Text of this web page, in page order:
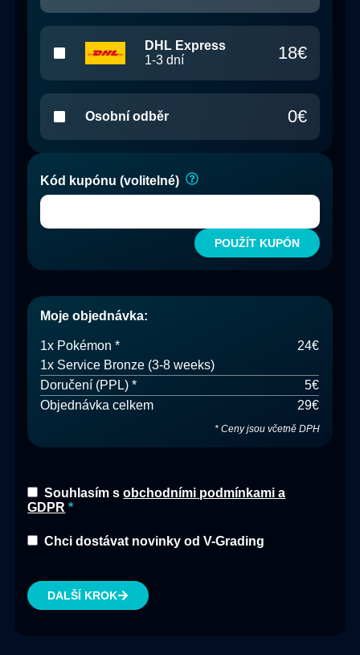
DHL Express
1-3 dní 18€
Osobní odběr 0€
Kód kupónu (volitelné)
POUŽÍT KUPÓN
Moje objednávka:
1x Pokémon *
24€
1x Service Bronze (3-8 weeks)
Doručení (PPL) *
5€
Objednávka celkem
29€
* Ceny jsou včetně DPH
Souhlasím sobchodními podmínkami a
GDPR
Chci dostávat novinky od V-Grading
DALŠÍ KROK